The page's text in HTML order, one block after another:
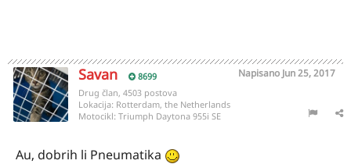
Savan 8699 Napisano Jun 25, 2017
Drug član, 4503 postova
Lokacija: Rotterdam, the Netherlands
Motocikl: Triumph Daytona 955i SE
Au, dobrih li Pneumatika